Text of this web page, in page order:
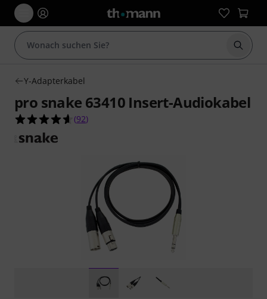
Suche
Y-Adapterkabel
pro snake 63410 Insert-Audiokabel
4.6 von 5 Sternen aus 92 Kundenbewertungen
(92)